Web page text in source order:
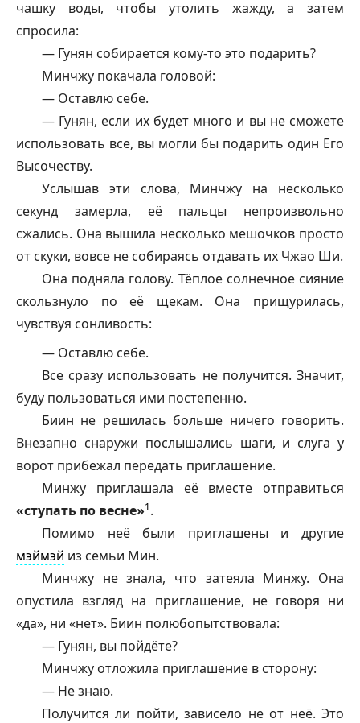
чашку воды, чтобы утолить жажду, а затем
спросила:
— Гунян собирается кому-то это подарить?
Минчжу покачала головой:
— Оставлю себе.
— Гунян, если их будет много и вы не сможете
использовать все, вы могли бы подарить один Его
Высочеству.
Услышав эти слова, Минчжу на несколько
секунд замерла, её пальцы непроизвольно
сжались. Она вышила несколько мешочков просто
от скуки, вовсе не собираясь отдавать их Чжао Ши.
Она подняла голову. Тёплое солнечное сияние
скользнуло по её щекам. Она прищурилась,
чувствуя сонливость:
— Оставлю себе.
Все сразу использовать не получится. Значит,
буду пользоваться ими постепенно.
Биин не решилась больше ничего говорить.
Внезапно снаружи послышались шаги, и слуга у
ворот прибежал передать приглашение.
Минжу приглашала её вместе отправиться
«ступать по весне»1.
Помимо неё были приглашены и другие
мэймэй из семьи Мин.
Минчжу не знала, что затеяла Минжу. Она
опустила взгляд на приглашение, не говоря ни
«да», ни «нет». Биин полюбопытствовала:
— Гунян, вы пойдёте?
Минчжу отложила приглашение в сторону:
— Не знаю.
Получится ли пойти, зависело не от неё. Это